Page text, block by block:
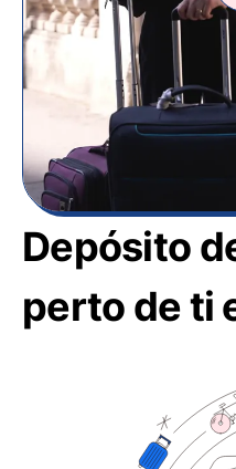
Depósito
perto de ti